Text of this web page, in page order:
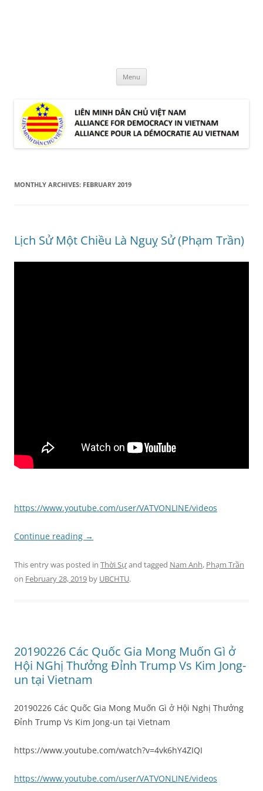
Menu
MONTHLY ARCHIVES: FEBRUARY 2019
Lịch Sử Một Chiều Là Nguỵ Sử (Phạm Trần)
https://www.youtube.com/user/VATVONLINE/videos
Continue reading →
This entry was posted in Thời Sựand tagged Nam Anh, Phạm Trần
on February 28, 2019 by UBCHTU.
20190226 Các Quốc Gia Mong Muốn Gì ở
Hội NGhị Thưởng Đỉnh Trump Vs Kim Jong-
un tại Vietnam
20190226 Các Quốc Gia Mong Muốn Gì ở Hội Nghị Thưởng
Đỉnh Trump Vs Kim Jong-un tại Vietnam
https://www.youtube.com/watch?v=4vk6hY4ZIQI
https://www.youtube.com/user/VATVONLINE/videos